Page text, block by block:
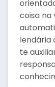
coisa na
lendária
te